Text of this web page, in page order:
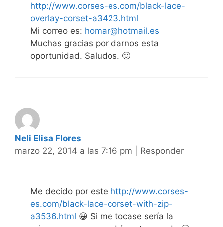
http://www.corses-es.com/black-lace-
overlay-corset-a3423.html
Mi correo es: homar@hotmail.es
Muchas gracias por darnos esta
oportunidad. Saludos. 🙂
Neli Elisa Flores
marzo 22, 2014 a las 7:16 pm
Responder
Me decido por este http://www.corses-
es.com/black-lace-corset-with-zip-
a3536.html 😀 Si me tocase sería la